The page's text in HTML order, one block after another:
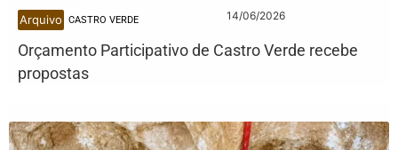
Arquivo CASTRO VERDE 14/06/2026
Orçamento Participativo de Castro Verde recebe
propostas